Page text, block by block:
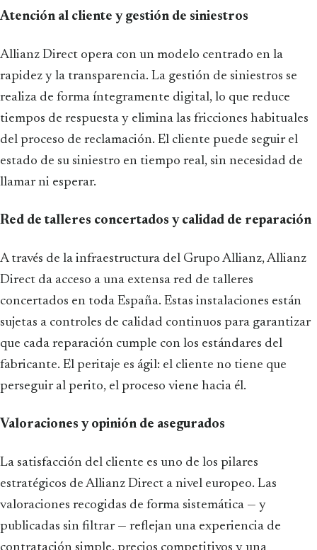
Atención al cliente y gestión de siniestros
Allianz Direct opera con un modelo centrado en la
rapidez y la transparencia. La gestión de siniestros se
realiza de forma íntegramente digital, lo que reduce
tiempos de respuesta y elimina las fricciones habituales
del proceso de reclamación. El cliente puede seguir el
estado de su siniestro en tiempo real, sin necesidad de
llamar ni esperar.
Red de talleres concertados y calidad de reparación
A través de la infraestructura del Grupo Allianz, Allianz
Direct da acceso a una extensa red de talleres
concertados en toda España. Estas instalaciones están
sujetas a controles de calidad continuos para garantizar
que cada reparación cumple con los estándares del
fabricante. El peritaje es ágil: el cliente no tiene que
perseguir al perito, el proceso viene hacia él.
Valoraciones y opinión de asegurados
La satisfacción del cliente es uno de los pilares
estratégicos de Allianz Direct a nivel europeo. Las
valoraciones recogidas de forma sistemática — y
publicadas sin filtrar — reflejan una experiencia de